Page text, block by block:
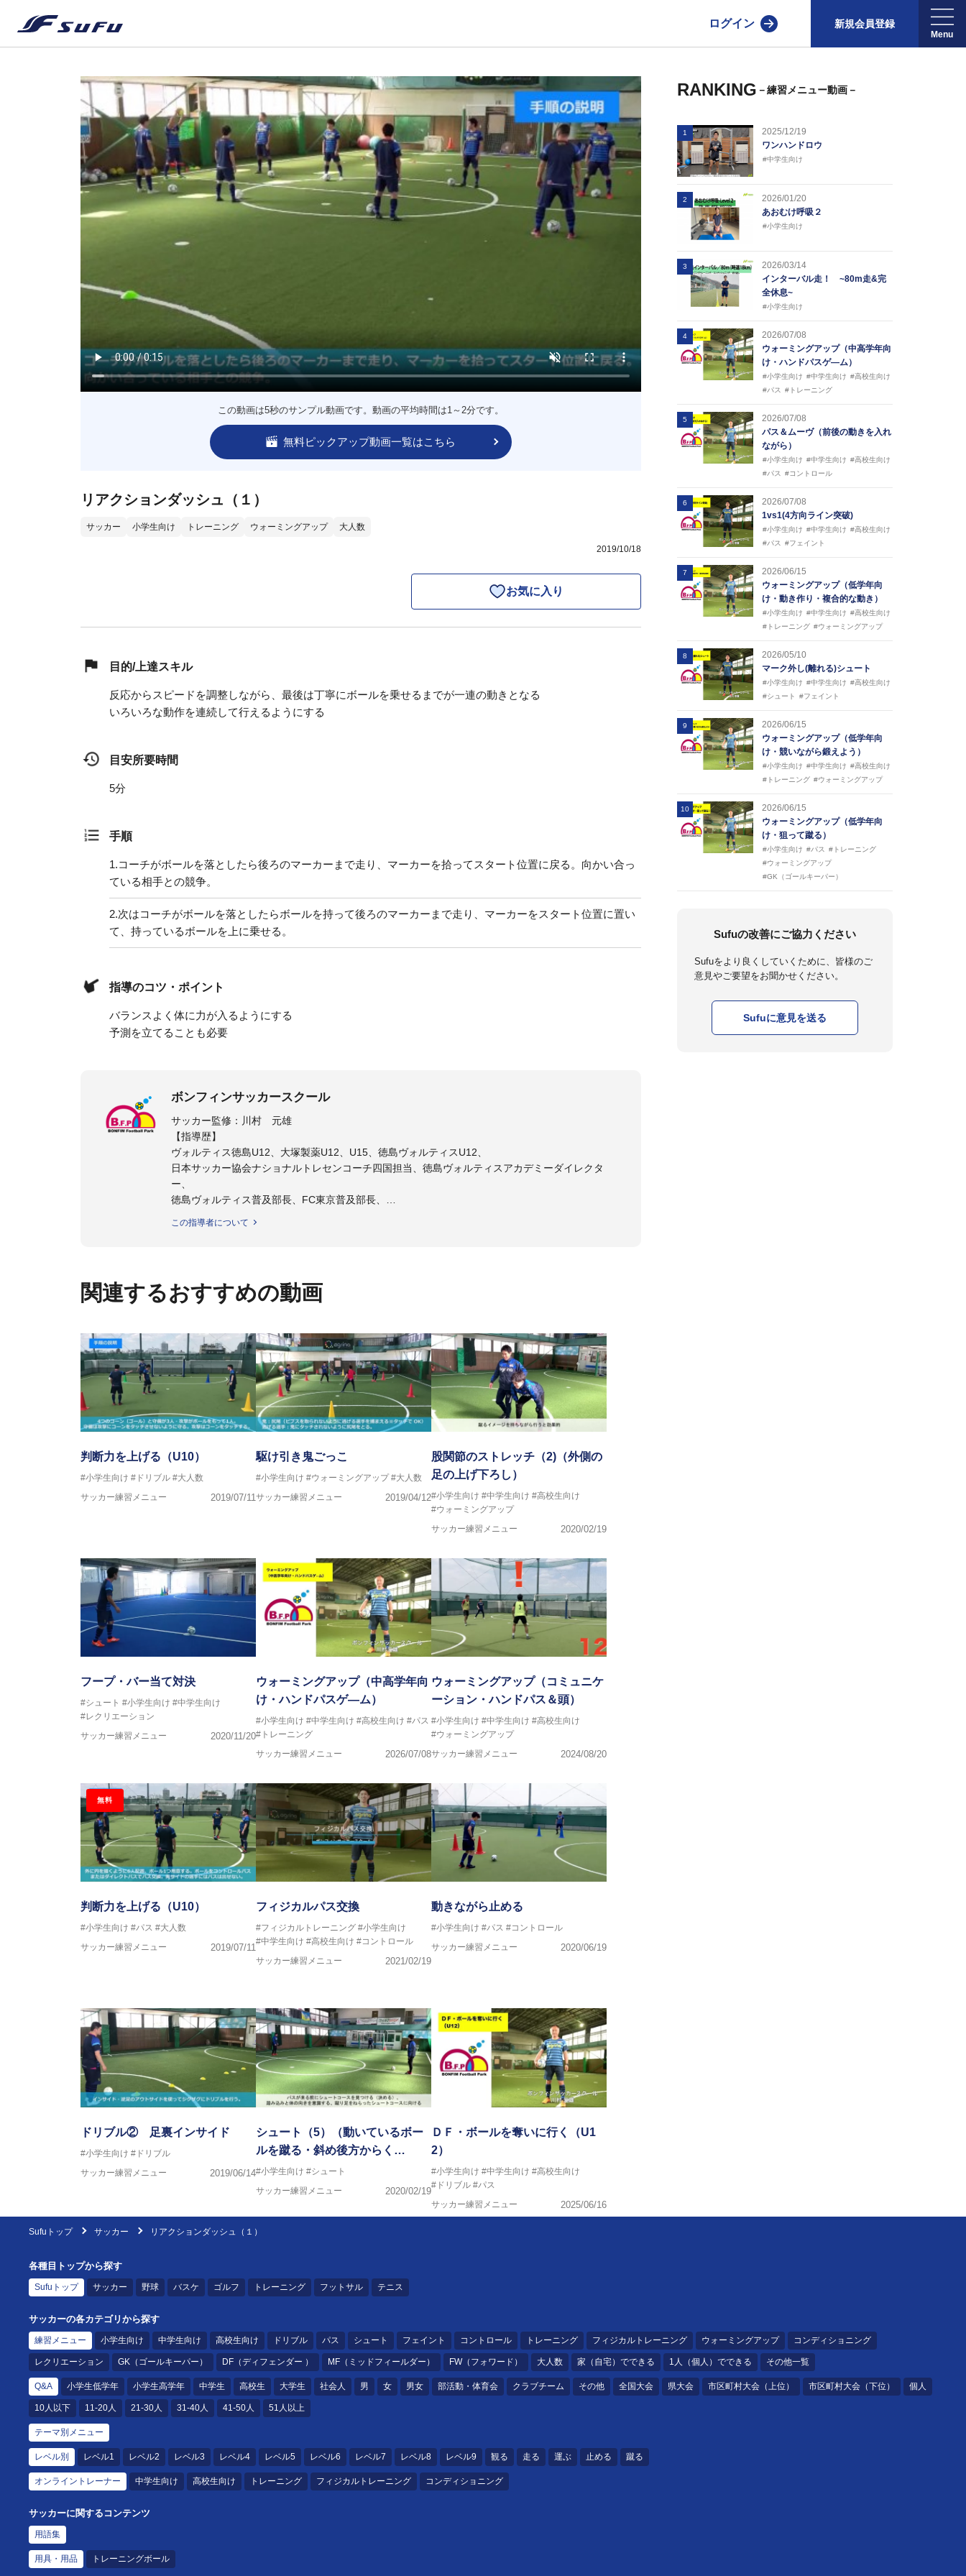
ログイン 新規会員登録
この動画は5秒のサンプル動画です。動画の平均時間は1～2分です。
無料ピックアップ動画一覧はこちら
リアクションダッシュ（１）
サッカー 小学生向け トレーニング ウォーミングアップ 大人数
2019/10/18
お気に入り
目的/上達スキル
反応からスピードを調整しながら、最後は丁寧にボールを乗せるまでが一連の動きとなる
いろいろな動作を連続して行えるようにする
目安所要時間
5分
手順
1.コーチがボールを落としたら後ろのマーカーまで走り、マーカーを拾ってスタート位置に戻る。向かい合っ
ている相手との競争。
2.次はコーチがボールを落としたらボールを持って後ろのマーカーまで走り、マーカーをスタート位置に置い
て、持っているボールを上に乗せる。
指導のコツ・ポイント
バランスよく体に力が入るようにする
予測を立てることも必要
ボンフィンサッカースクール
サッカー監修：川村 元雄
【指導歴】
ヴォルティス徳島U12、大塚製薬U12、U15、徳島ヴォルティスU12、
日本サッカー協会ナショナルトレセンコーチ四国担当、徳島ヴォルティスアカデミーダイレクタ
ー、
徳島ヴォルティス普及部長、FC東京普及部長、
フットサル監修：小西 鉄平
日本サッカー協会フットサルインストラクター、AFC（アジアサッカー連盟）フットサルインスト
ラクター
【資格】
JFA公認A級コーチジェネラルライセンス・JFA公認フットサルB級コーチライセンス
横山 哲久
ASV ペスカドーラ町田 監督、FC VIGORE 監督
日本サッカー協会公認B級ライセンス・日本サッカー協会公認フットサルB級ライセンス
この指導者について
関連するおすすめの動画
判断力を上げる（U10）
#小学生向け #ドリブル #大人数
サッカー練習メニュー
2019/07/11
駆け引き鬼ごっこ
#小学生向け #ウォーミングアップ #大人数
サッカー練習メニュー
2019/04/12
股関節のストレッチ（2)（外側の
足の上げ下ろし）
#小学生向け #中学生向け #高校生向け
#ウォーミングアップ
サッカー練習メニュー
2020/02/19
フープ・バー当て対決
#シュート #小学生向け #中学生向け
#レクリエーション
サッカー練習メニュー
2020/11/20
ウォーミングアップ（中高学年向
け・ハンドパスゲ―ム）
#小学生向け #中学生向け #高校生向け #パス
#トレーニング
サッカー練習メニュー
2026/07/08
ウォーミングアップ（コミュニケ
ーション・ハンドパス＆頭）
#小学生向け #中学生向け #高校生向け
#ウォーミングアップ
サッカー練習メニュー
2024/08/20
無料
判断力を上げる（U10）
#小学生向け #パス #大人数
サッカー練習メニュー
2019/07/11
フィジカルパス交換
#フィジカルトレーニング #小学生向け
#中学生向け #高校生向け #コントロール
サッカー練習メニュー
2021/02/19
動きながら止める
#小学生向け #パス #コントロール
サッカー練習メニュー
2020/06/19
ドリブル② 足裏インサイド
#小学生向け #ドリブル
サッカー練習メニュー
2019/06/14
シュート（5）（動いているボー
ルを蹴る・斜め後方からく…
#小学生向け #シュート
サッカー練習メニュー
2020/02/19
ＤＦ・ボールを奪いに行く（U1
2）
#小学生向け #中学生向け #高校生向け
#ドリブル #パス
サッカー練習メニュー
2025/06/16
RANKING －練習メニュー動画－
1
2025/12/19
ワンハンドロウ
#中学生向け
2
2026/01/20
あおむけ呼吸２
#小学生向け
3
2026/03/14
インターバル走！ ~80m走&完
全休息~
#小学生向け
4
2026/07/08
ウォーミングアップ（中高学年向
け・ハンドパスゲ―ム）
#小学生向け #中学生向け #高校生向け
#パス
#トレーニング
5
2026/07/08
パス＆ムーヴ（前後の動きを入れ
ながら）
#小学生向け #中学生向け #高校生向け
#パス
#コントロール
6
2026/07/08
1vs1(4方向ライン突破)
#小学生向け #中学生向け #高校生向け
#パス
#フェイント
7
2026/06/15
ウォーミングアップ（低学年向
け・動き作り・複合的な動き）
#小学生向け #中学生向け #高校生向け
#トレーニング #ウォーミングアップ
8
2026/05/10
マーク外し(離れる)シュート
#小学生向け #中学生向け #高校生向け
#シュート
#フェイント
9
2026/06/15
ウォーミングアップ（低学年向
け・競いながら鍛えよう）
#小学生向け #中学生向け #高校生向け
#トレーニング #ウォーミングアップ
10
2026/06/15
ウォーミングアップ（低学年向
け・狙って蹴る）
#小学生向け #パス
#トレーニング
#ウォーミングアップ
#GK（ゴールキーパー）
Sufuの改善にご協力ください
Sufuをより良くしていくために、皆様のご
意見やご要望をお聞かせください。
Sufuに意見を送る
Sufuトップ サッカー リアクションダッシュ（１）
各種目トップから探す
Sufuトップ サッカー 野球 バスケ ゴルフ トレーニング フットサル テニス
サッカーの各カテゴリから探す
練習メニュー 小学生向け 中学生向け 高校生向け ドリブル パス シュート フェイント コントロール トレーニング フィジカルトレーニング ウォーミングアップ コンディショニング
レクリエーション GK（ゴールキーパー） DF（ディフェンダー ） MF（ミッドフィールダー） FW（フォワード） 大人数 家（自宅）でできる 1人（個人）でできる その他一覧
Q&A 小学生低学年 小学生高学年 中学生 高校生 大学生 社会人 男 女 男女 部活動・体育会 クラブチーム その他 全国大会 県大会 市区町村大会（上位） 市区町村大会（下位） 個人
10人以下 11-20人 21-30人 31-40人 41-50人 51人以上
テーマ別メニュー
レベル別 レベル1 レベル2 レベル3 レベル4 レベル5 レベル6 レベル7 レベル8 レベル9 観る 走る 運ぶ 止める 蹴る
オンライントレーナー 中学生向け 高校生向け トレーニング フィジカルトレーニング コンディショニング
サッカーに関するコンテンツ
用語集
用具・用品 トレーニングボール